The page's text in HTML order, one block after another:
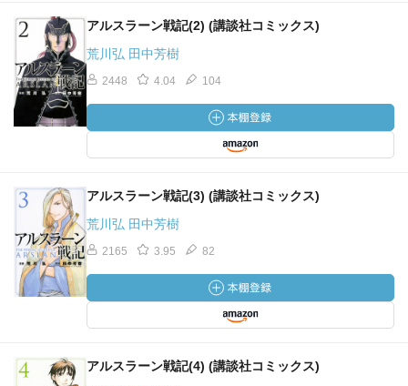
アルスラーン戦記(2) (講談社コミックス)
荒川弘 田中芳樹
2448 4.04 104
アルスラーン戦記(3) (講談社コミックス)
荒川弘 田中芳樹
2165 3.95 82
アルスラーン戦記(4) (講談社コミックス)